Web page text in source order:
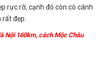
rực rỡ, cạnh đó còn có cánh
đẹp.
Nội 160km, cách Mộc Châu